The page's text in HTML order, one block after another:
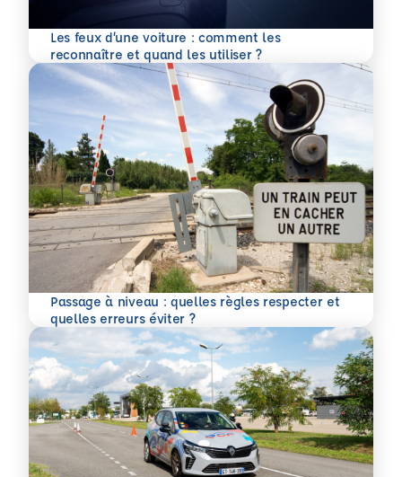
Les feux d’une voiture : comment les
reconnaître et quand les utiliser ?
En savoir plus
Passage à niveau : quelles règles respecter et
quelles erreurs éviter ?
En savoir plus